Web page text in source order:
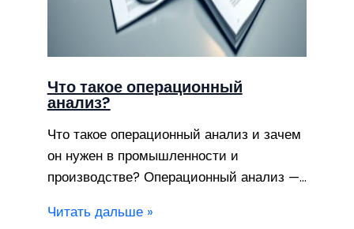
Что такое операционный
анализ?
Что такое операционный анализ и зачем
он нужен в промышленности и
производстве? Операционный анализ —…
Читать дальше »